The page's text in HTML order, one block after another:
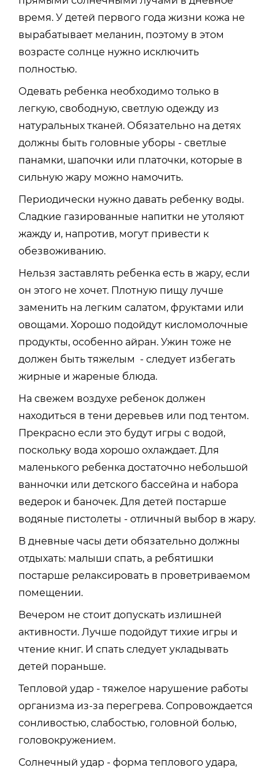
время. У детей первого года жизни кожа не
вырабатывает меланин, поэтому в этом
возрасте солнце нужно исключить
полностью.
Одевать ребенка необходимо только в
легкую, свободную, светлую одежду из
натуральных тканей. Обязательно на детях
должны быть головные уборы - светлые
панамки, шапочки или платочки, которые в
сильную жару можно намочить.
Периодически нужно давать ребенку воды.
Сладкие газированные напитки не утоляют
жажду и, напротив, могут привести к
обезвоживанию.
Нельзя заставлять ребенка есть в жару, если
он этого не хочет. Плотную пищу лучше
заменить на легким салатом, фруктами или
овощами. Хорошо подойдут кисломолочные
продукты, особенно айран. Ужин тоже не
должен быть тяжелым - следует избегать
жирные и жареные блюда.
На свежем воздухе ребенок должен
находиться в тени деревьев или под тентом.
Прекрасно если это будут игры с водой,
поскольку вода хорошо охлаждает. Для
маленького ребенка достаточно небольшой
ванночки или детского бассейна и набора
ведерок и баночек. Для детей постарше
водяные пистолеты - отличный выбор в жару.
В дневные часы дети обязательно должны
отдыхать: малыши спать, а ребятишки
постарше релаксировать в проветриваемом
помещении.
Вечером не стоит допускать излишней
активности. Лучше подойдут тихие игры и
чтение книг. И спать следует укладывать
детей пораньше.
Тепловой удар - тяжелое нарушение работы
организма из-за перегрева. Сопровождается
сонливостью, слабостью, головной болью,
головокружением.
Солнечный удар - форма теплового удара,